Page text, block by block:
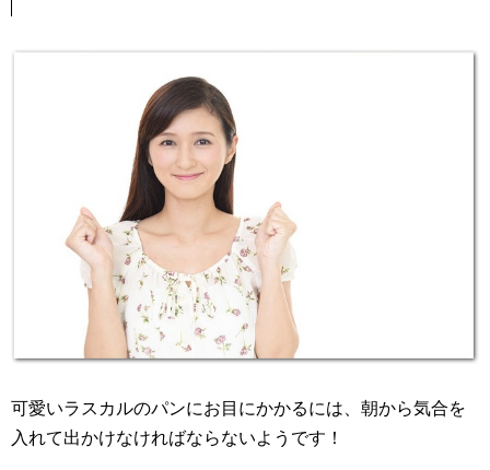
可愛いラスカルのパンにお目にかかるには、朝から気合を
入れて出かけなければならないようです！